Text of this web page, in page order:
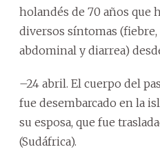
holandés de 70 años que
diversos síntomas
abdominal y diarrea)
–24 abril. El cuerpo del
fue desembarcado en la
su esposa, que fue
(Sudáfrica).